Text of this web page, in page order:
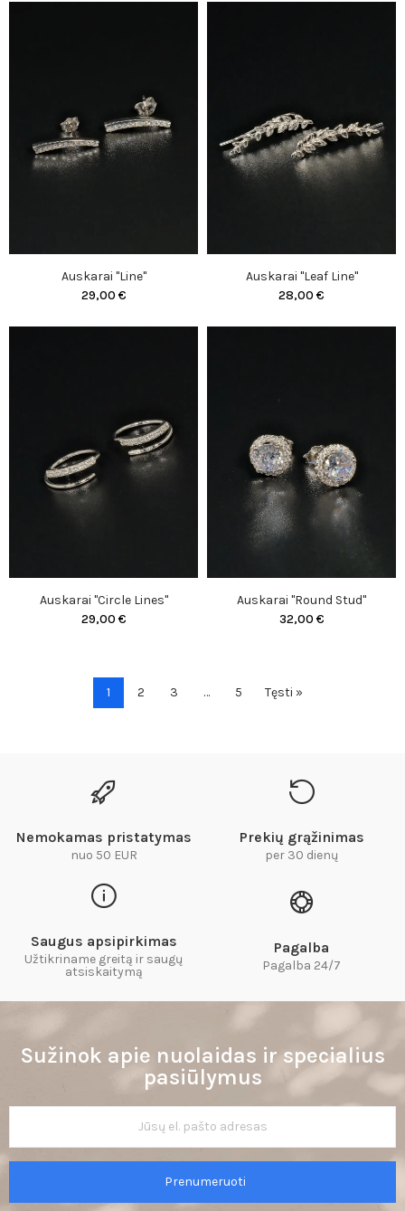
Auskarai "Line"
29,00 €
Auskarai "Leaf Line"
28,00 €
Auskarai "Circle Lines"
29,00 €
Auskarai "Round Stud"
32,00 €
1 2 3 … 5 Tęsti »
Nemokamas pristatymas
nuo 50 EUR
Prekių grąžinimas
per 30 dienų
Saugus apsipirkimas
Užtikriname greitą ir saugų
atsiskaitymą​
Pagalba
Pagalba 24/7
Sužinok apie nuolaidas ir specialius
pasiūlymus
Prenumeruoti